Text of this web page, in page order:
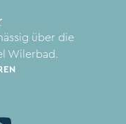
über die
Wilerbad.